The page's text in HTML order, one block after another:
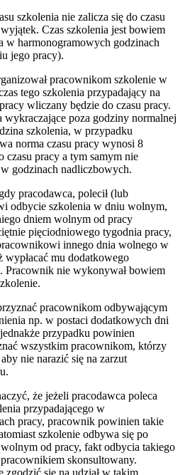
szkolenia nie zalicza się do czasu
Czas szkolenia jest bowiem
w harmonogramowych godzinach
jego pracy).
pracownikom szkolenie w
tego szkolenia przypadający na
wliczany będzie do czasu pracy.
poza godziny normalnej
szkolenia, w przypadku
norma czasu pracy wynosi 8
czasu pracy a tym samym nie
godzinach nadliczbowych.
pracodawca, polecił (lub
odbycie szkolenia w dniu wolnym,
dniem wolnym od pracy
pięciodniowego tygodnia pracy,
innego dnia wolnego w
wypłacać mu dodatkowego
Pracownik nie wykonywał bowiem
pracownikom odbywającym
np. w postaci dodatkowych dni
przypadku powinien
wszystkim pracownikom, którzy
nie narazić się na zarzut
że jeżeli pracodawca poleca
przypadającego w
pracy, pracownik powinien takie
szkolenie odbywa się po
od pracy, fakt odbycia takiego
skonsultowany.